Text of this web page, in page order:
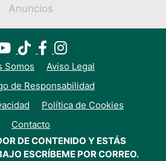
Anuncios
Somos
Aviso Legal
de Responsabilidad
Política de Cookies
Contacto
DE CONTENIDO Y ESTÁS
ESCRÍBEME POR CORREO.